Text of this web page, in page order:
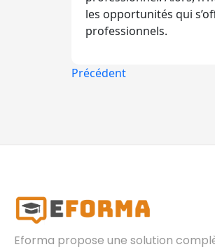
les opportunités qui
professionnels.
Précédent
Eforma propose une solution